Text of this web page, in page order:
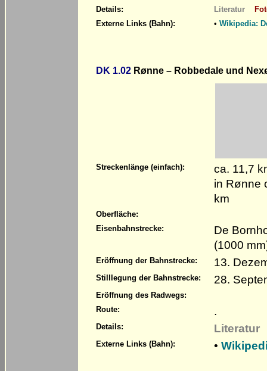
Details:
Literatur
Externe Links (Bahn):
• Wikipedia:
DK 1.02 Rønne – Robbedale und
Streckenlänge (einfach):
ca. 11,7
in Rønne
km
Oberfläche:
Eisenbahnstrecke:
De
(1000
Eröffnung der Bahnstrecke: 13.
Stilllegung der Bahnstrecke: 28.
Eröffnung des Radwegs:
Route:
.
Details: Literatur
Externe Links (Bahn): •